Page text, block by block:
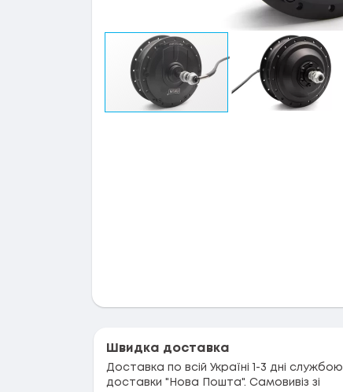
Швидка доставка
Доставка по всій Україні 1-3 дні службою
доставки "Нова Пошта". Самовивіз зі